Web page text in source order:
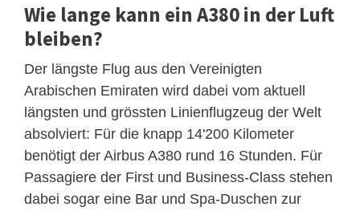
Wie lange kann ein A380 in der Luft
bleiben?
Der längste Flug aus den Vereinigten
Arabischen Emiraten wird dabei vom aktuell
längsten und grössten Linienflugzeug der Welt
absolviert: Für die knapp 14'200 Kilometer
benötigt der Airbus A380 rund 16 Stunden. Für
Passagiere der First und Business-Class stehen
dabei sogar eine Bar und Spa-Duschen zur